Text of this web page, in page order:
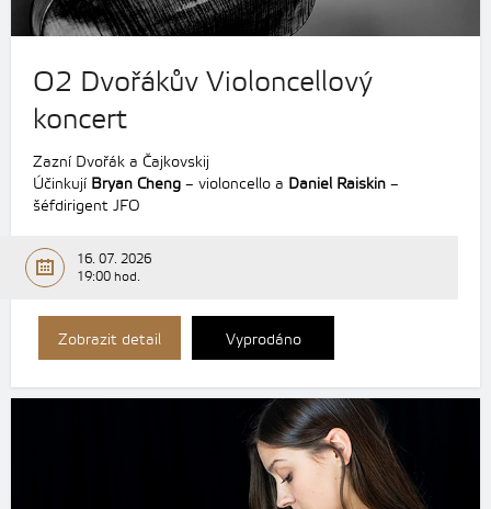
O2 Dvořákův Violoncellový
koncert
Zazní Dvořák a Čajkovskij
Účinkují Bryan Cheng – violoncello a Daniel Raiskin –
šéfdirigent JFO
16. 07. 2026
19:00 hod.
Zobrazit detail Vyprodáno